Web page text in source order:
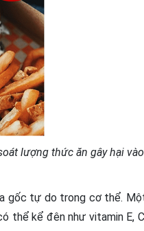
lượng thức ăn gây hại vào
gốc tự do trong cơ thể.
thể kể đên như vitamin E,